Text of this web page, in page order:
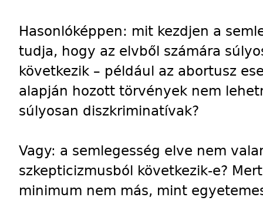
Hasonlóképpen: mit kezdjen a
tudja, hogy az elvből számára
következik – például az abortusz
alapján hozott törvények nem
súlyosan diszkriminatívak?
Vagy: a semlegesség elve nem
szkepticizmusból következik-e?
minimum nem más, mint